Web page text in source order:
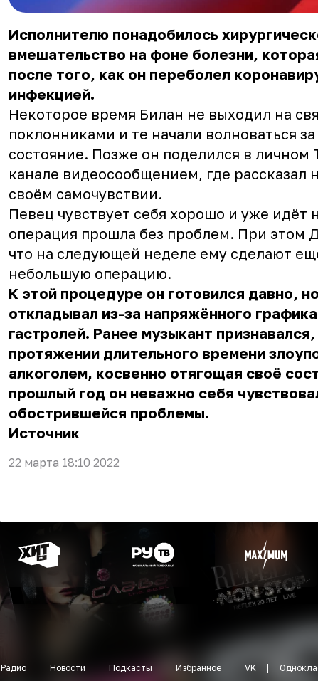
Исполнителю понадобилось
вмешательство на фоне болезни,
после того, как он переболел
инфекцией.
Некоторое время Билан не выходил на
поклонниками и те начали волноваться за
состояние. Позже он поделился в личном
канале видеосообщением, где рассказал
своём самочувствии.
Певец чувствует себя хорошо и уже идёт
операция прошла без проблем. При этом
что на следующей неделе ему сделают
небольшую операцию.
К этой процедуре он готовился давно,
откладывал из-за напряжённого
гастролей. Ранее музыкант признавался,
протяжении длительного времени
алкоголем, косвенно отягощая своё
прошлый год он неважно себя
обострившейся проблемы.
Источник
22 марта 18:10 2022
Радио Новости Подкасты Избранное VK